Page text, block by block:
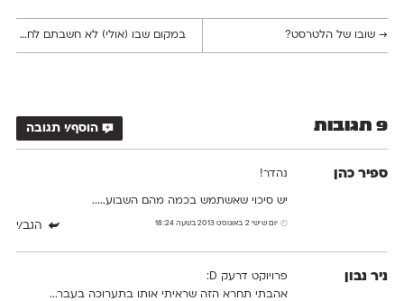
→שובו של הלטרסט? במקום שבו (אולי) לא חשבתם לחפש השראה
הוסף/י תגובה 9 תגובות
ספיר כהן נהדר!
יש סיכוי שאשתמש בכמה מהם השבוע.....
יום שישי 2 באוגוסט 2013 בשעה 18:24 הגב/י
ניר נבון
פרויוקט דרעק D:
אהבתי תחרא הזה שראיתי אותו בתערוכה בעבר...